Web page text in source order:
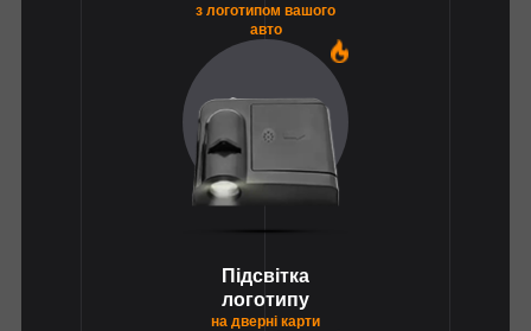
з логотипом вашого
авто
Підсвітка
логотипу
на дверні карти